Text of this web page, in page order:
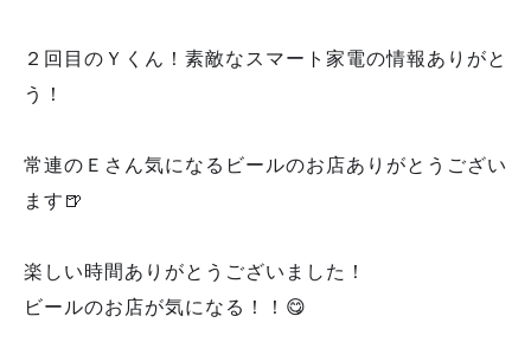
２回目のＹくん！素敵なスマート家電の情報ありがと
う！
常連のＥさん気になるビールのお店ありがとうござい
ます🍺
楽しい時間ありがとうございました！
ビールのお店が気になる！！😋